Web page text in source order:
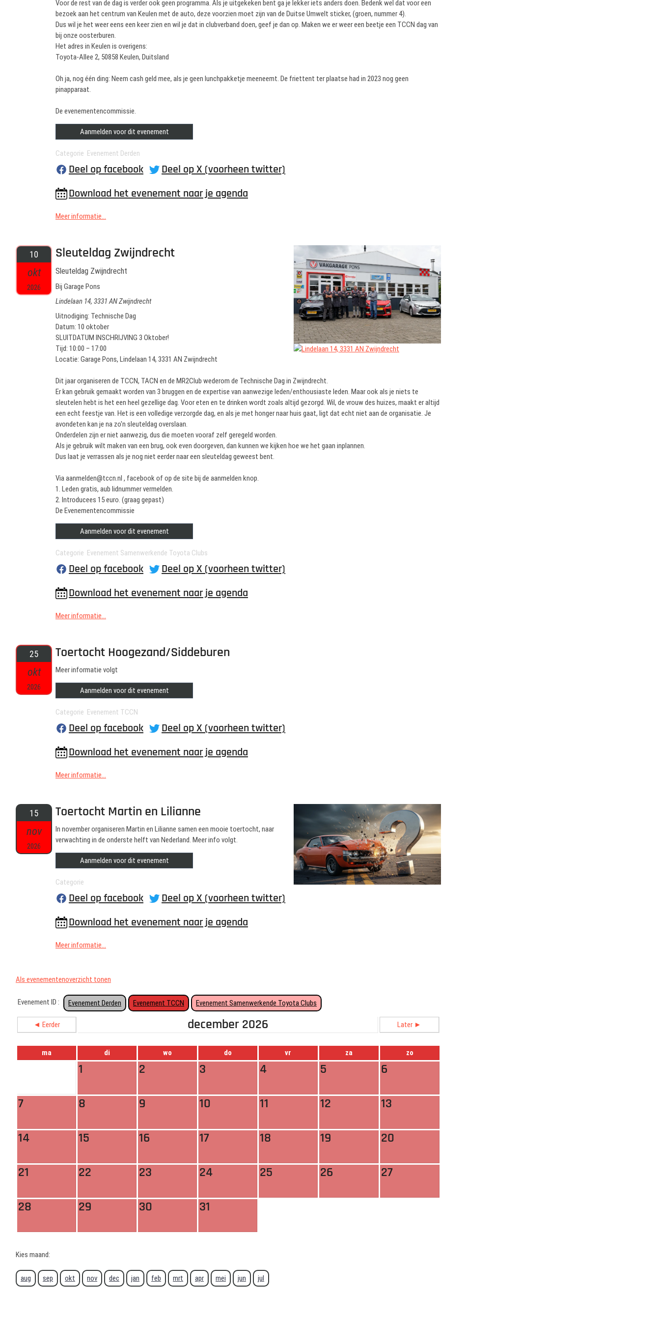
Voor de rest van de dag is verder ook geen programma. Als je uitgekeken bent ga je lekker iets anders doen. Bedenk wel dat voor een
bezoek aan het centrum van Keulen met de auto, deze voorzien moet zijn van de Duitse Umwelt sticker, (groen, nummer 4).
Dus wil je het weer eens een keer zien en wil je dat in clubverband doen, geef je dan op. Maken we er weer een beetje een TCCN dag van
bij onze oosterburen.
Het adres in Keulen is overigens:
Toyota-Allee 2, 50858 Keulen, Duitsland
Oh ja, nog één ding: Neem cash geld mee, als je geen lunchpakketje meeneemt. De friettent ter plaatse had in 2023 nog geen
pinapparaat.
De evenementencommissie.
Aanmelden voor dit evenement
Categorie Evenement Derden
Deel op facebook
Deel op X (voorheen twitter)
Download het evenement naar je agenda
Meer informatie...
10
okt
2026
Sleuteldag Zwijndrecht
Sleuteldag Zwijndrecht
Bij Garage Pons
Lindelaan 14, 3331 AN Zwijndrecht
Uitnodiging: Technische Dag
Datum: 10 oktober
SLUITDATUM INSCHRIJVING 3 Oktober!
Tijd: 10:00 – 17:00
Locatie: Garage Pons, Lindelaan 14, 3331 AN Zwijndrecht
Dit jaar organiseren de TCCN, TACN en de MR2Club wederom de Technische Dag in Zwijndrecht.
Er kan gebruik gemaakt worden van 3 bruggen en de expertise van aanwezige leden/enthousiaste leden. Maar ook als je niets te
sleutelen hebt is het een heel gezellige dag. Voor eten en te drinken wordt zoals altijd gezorgd. Wil, de vrouw des huizes, maakt er altijd
een echt feestje van. Het is een volledige verzorgde dag, en als je met honger naar huis gaat, ligt dat echt niet aan de organisatie. Je
avondeten kan je na zo'n sleuteldag overslaan.
Onderdelen zijn er niet aanwezig, dus die moeten vooraf zelf geregeld worden.
Als je gebruik wilt maken van een brug, ook even doorgeven, dan kunnen we kijken hoe we het gaan inplannen.
Dus laat je verrassen als je nog niet eerder naar een sleuteldag geweest bent.
Via aanmelden@tccn.nl , facebook of op de site bij de aanmelden knop.
1. Leden gratis, aub lidnummer vermelden.
2. Introducees 15 euro. (graag gepast)
De Evenementencommissie
Aanmelden voor dit evenement
Categorie Evenement Samenwerkende Toyota Clubs
Deel op facebook
Deel op X (voorheen twitter)
Download het evenement naar je agenda
Meer informatie...
25
okt
2026
Toertocht Hoogezand/Siddeburen
Meer informatie volgt
Aanmelden voor dit evenement
Categorie Evenement TCCN
Deel op facebook
Deel op X (voorheen twitter)
Download het evenement naar je agenda
Meer informatie...
15
nov
2026
Toertocht Martin en Lilianne
In november organiseren Martin en Lilianne samen een mooie toertocht, naar
verwachting in de onderste helft van Nederland. Meer info volgt.
Aanmelden voor dit evenement
Categorie
Deel op facebook
Deel op X (voorheen twitter)
Download het evenement naar je agenda
Meer informatie...
Als evenementenoverzicht tonen
Evenement ID : Evenement Derden Evenement TCCN Evenement Samenwerkende Toyota Clubs
◄ Eerder december 2026 Later ►
ma di wo do vr za zo
1 2 3 4 5 6
7 8 9 10 11 12 13
14 15 16 17 18 19 20
21 22 23 24 25 26 27
28 29 30 31
Kies maand:
aug sep okt nov dec jan feb mrt apr mei jun jul